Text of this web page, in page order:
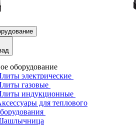
оборудование
электрические
газовые
индукционные
для теплового